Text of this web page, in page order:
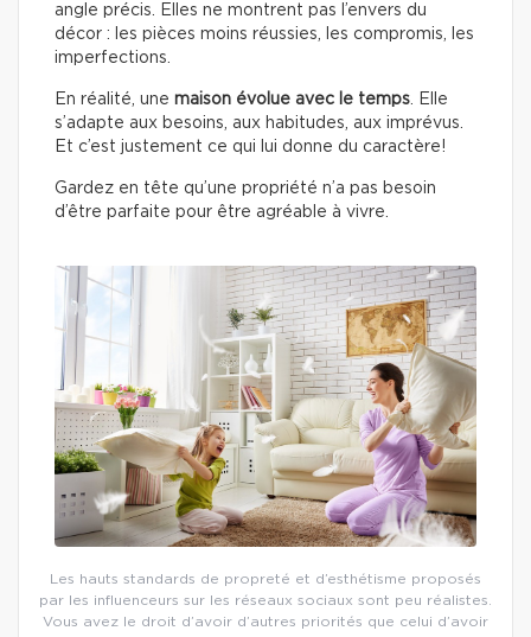
angle précis. Elles ne montrent pas l’envers du
décor : les pièces moins réussies, les compromis, les
imperfections.
En réalité, une maison évolue avec le temps . Elle
s’adapte aux besoins, aux habitudes, aux imprévus.
Et c’est justement ce qui lui donne du caractère!
Gardez en tête qu’une propriété n’a pas besoin
d’être parfaite pour être agréable à vivre.
Les hauts standards de propreté et d’esthétisme proposés
par les influenceurs sur les réseaux sociaux sont peu réalistes.
Vous avez le droit d’avoir d’autres priorités que celui d’avoir